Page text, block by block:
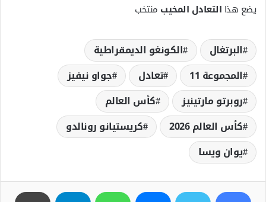
يضع هذا التعادل المخيب منتخب
البرتغال
الكونغو الديمقراطية
المجموعة 11
تعادل
جواو نيفيز
روبرتو مارتينيز
كأس العالم
كأس العالم 2026
كريستيانو رونالدو
يوان ويسا